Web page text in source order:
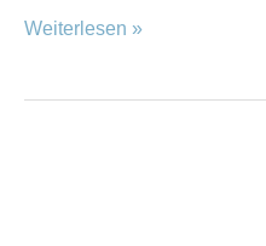
Weiterlesen »